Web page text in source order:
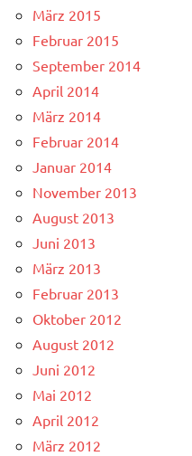
März 2015
Februar 2015
September 2014
April 2014
März 2014
Februar 2014
Januar 2014
November 2013
August 2013
Juni 2013
März 2013
Februar 2013
Oktober 2012
August 2012
Juni 2012
Mai 2012
April 2012
März 2012